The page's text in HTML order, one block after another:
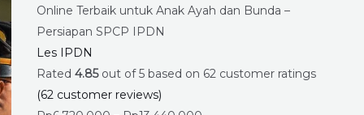
Online Terbaik untuk Anak Ayah dan Bunda –
Persiapan SPCP IPDN
Les IPDN
Rated 4.85out of 5 based on 62customer ratings
(62customer reviews)
range:
Rp13.440.000
IPDN
Online
Terbaik
untuk
Anak